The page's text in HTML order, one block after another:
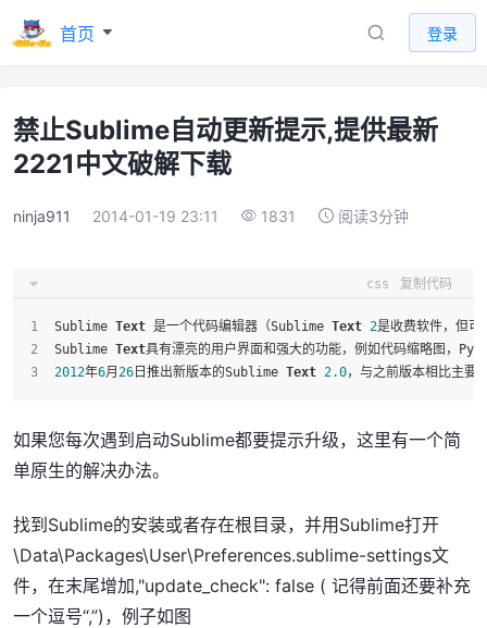
首页 登录
禁止Sublime自动更新提示,提供最新
2221中文破解下载
ninja911 2014-01-19 23:11 1831 阅读3分钟
css 复制代码
Sublime Text 是一个代码编辑器（Sublime Text 2是收费软件，但可
Sublime Text具有漂亮的用户界面和强大的功能，例如代码缩略图，
2012年6月 26 日推出新版本的Sublime Text 2.0，与之前版本相比主要
如果您每次遇到启动Sublime都要提示升级，这里有一个简
单原生的解决办法。
找到Sublime的安装或者存在根目录，并用Sublime打开
\Data\Packages\User\Preferences.sublime-settings文
件，在末尾增加,"update_check": false ( 记得前面还要补充
一个逗号“,”)，例子如图